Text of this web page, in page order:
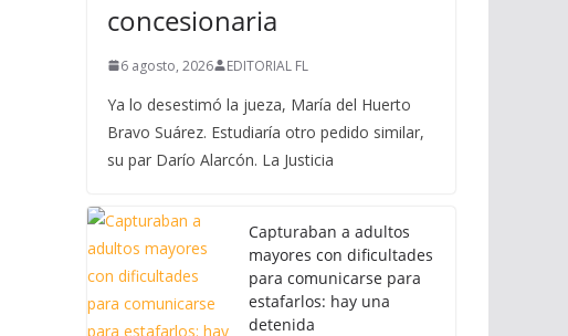
concesionaria
6 agosto, 2026 EDITORIAL FL
Ya lo desestimó la jueza, María del Huerto
Bravo Suárez. Estudiaría otro pedido similar,
su par Darío Alarcón. La Justicia
Capturaban a adultos
mayores con dificultades
para comunicarse para
estafarlos: hay una
detenida